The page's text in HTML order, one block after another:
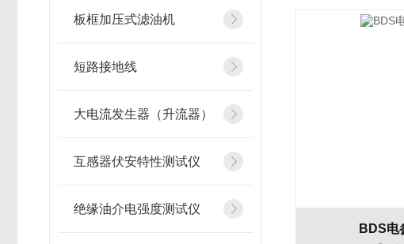
板框加压式滤油机
短路接地线
大电流发生器（升流器）
互感器伏安特性测试仪
绝缘油介电强度测试仪
BDS电